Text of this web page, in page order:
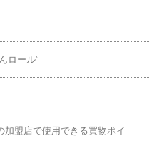
ロール”
盟店で使用できる買物ポイ